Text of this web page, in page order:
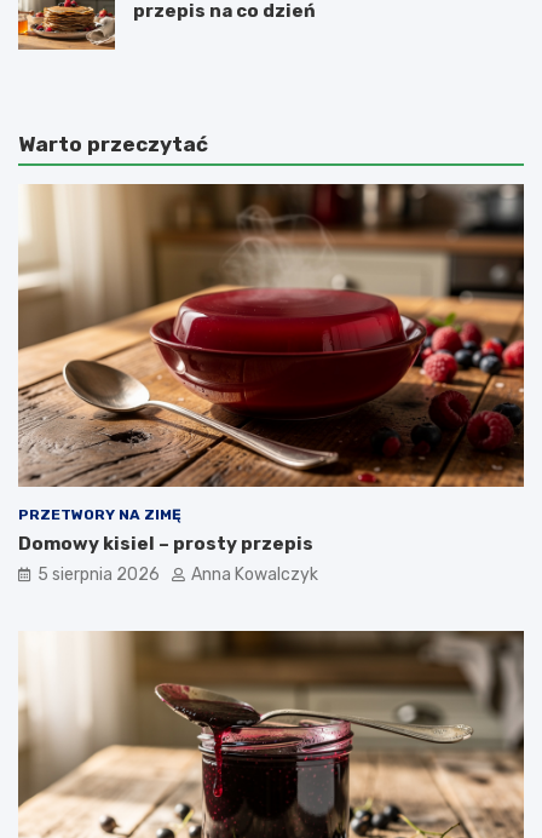
przepis na co dzień
Warto przeczytać
PRZETWORY NA ZIMĘ
Domowy kisiel – prosty przepis
5 sierpnia 2026 Anna Kowalczyk